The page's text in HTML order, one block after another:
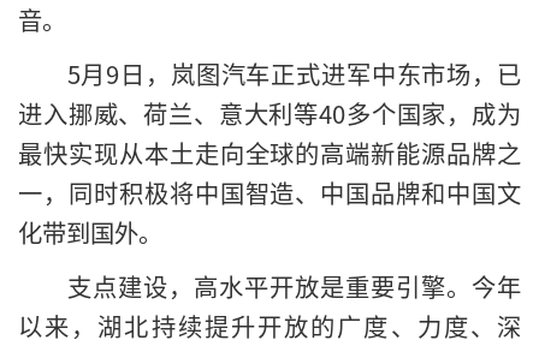
音。
5月9日，岚图汽车正式进军中东市场，已
进入挪威、荷兰、意大利等40多个国家，成为
最快实现从本土走向全球的高端新能源品牌之
一，同时积极将中国智造、中国品牌和中国文
化带到国外。
支点建设，高水平开放是重要引擎。今年
以来，湖北持续提升开放的广度、力度、深